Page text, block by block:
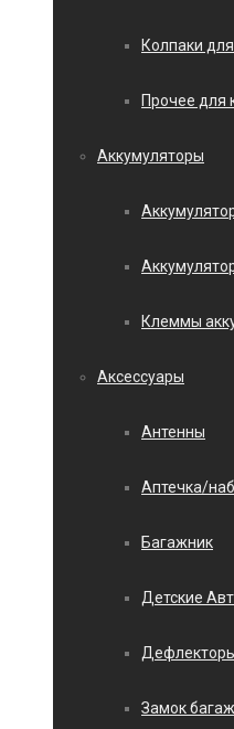
Колпаки
Прочее для
Аккумуляторы
Клеммы
Аксессуары
Антенны
Аптечка/
Багажник
Детские
Замок